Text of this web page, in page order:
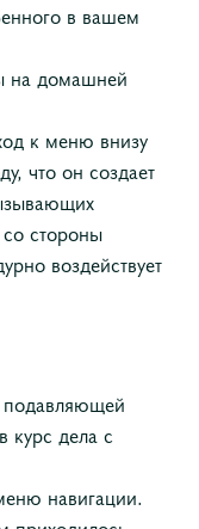
в вашем
на домашней
к меню внизу
что он создает
стороны
воздействует
подавляющей
курс дела с
навигации.